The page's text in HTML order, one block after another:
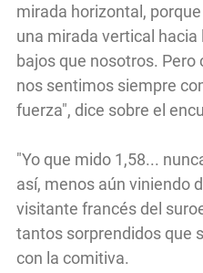
mirada horizontal,
una mirada vertical
bajos que nosotros.
nos sentimos siempre
fuerza", dice sobre el
"Yo que mido 1,58...
así, menos aún viniendo
visitante francés del
tantos sorprendidos que
con la comitiva.